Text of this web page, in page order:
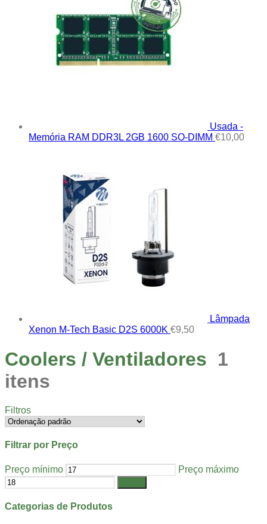
Usada -
Memória RAM DDR3L 2GB 1600 SO-DIMM €10,00
Lâmpada
Xenon M-Tech Basic D2S 6000K €9,50
Coolers / Ventiladores 1
itens
Filtros
Filtrar por Preço
Preço mínimo Preço máximo
Categorias de Produtos